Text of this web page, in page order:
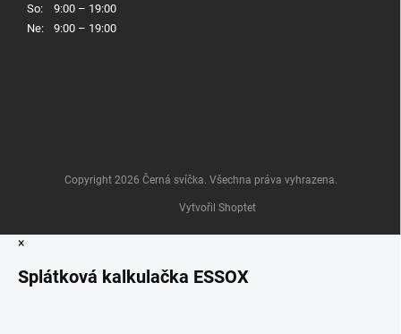
So:
9:00 – 19:00
Ne:
9:00 – 19:00
Vytvořil Shoptet
Copyright 2026 Černá svíčka. Všechna práva vyhrazena.
×
Splátková kalkulačka ESSOX